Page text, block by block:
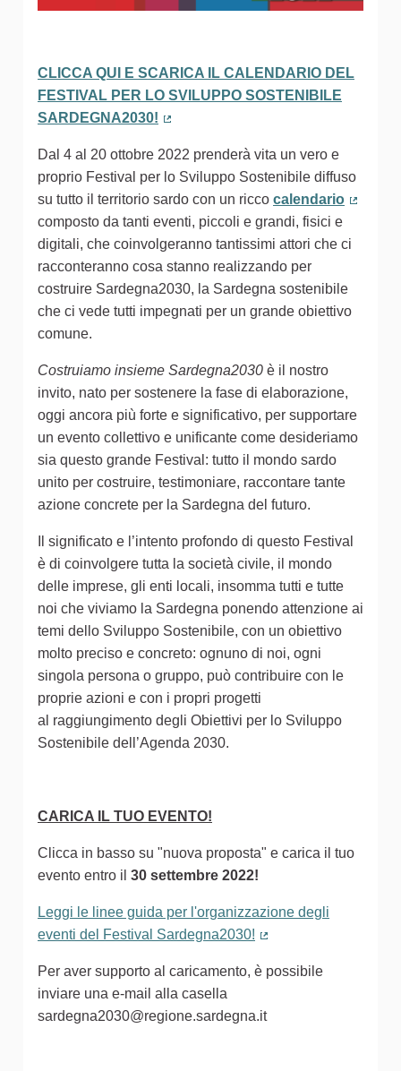
CLICCA QUI E SCARICA IL CALENDARIO DEL
FESTIVAL PER LO SVILUPPO SOSTENIBILE
SARDEGNA2030!
Dal 4 al 20 ottobre 2022 prenderà vita un vero e
proprio Festival per lo Sviluppo Sostenibile diffuso
su tutto il territorio sardo con un ricco calendario
composto da tanti eventi, piccoli e grandi, fisici e
digitali, che coinvolgeranno tantissimi attori che ci
racconteranno cosa stanno realizzando per
costruire Sardegna2030, la Sardegna sostenibile
che ci vede tutti impegnati per un grande obiettivo
comune.
Costruiamo insieme Sardegna2030 è il nostro
invito, nato per sostenere la fase di elaborazione,
oggi ancora più forte e significativo, per supportare
un evento collettivo e unificante come desideriamo
sia questo grande Festival: tutto il mondo sardo
unito per costruire, testimoniare, raccontare tante
azione concrete per la Sardegna del futuro.
Il significato e l’intento profondo di questo Festival
è di coinvolgere tutta la società civile, il mondo
delle imprese, gli enti locali, insomma tutti e tutte
noi che viviamo la Sardegna ponendo attenzione ai
temi dello Sviluppo Sostenibile, con un obiettivo
molto preciso e concreto: ognuno di noi, ogni
singola persona o gruppo, può contribuire con le
proprie azioni e con i propri progetti
al raggiungimento degli Obiettivi per lo Sviluppo
Sostenibile dell’Agenda 2030.
CARICA IL TUO EVENTO!
Clicca in basso su "nuova proposta" e carica il tuo
evento entro il 30 settembre 2022!
Leggi le linee guida per l'organizzazione degli
eventi del Festival Sardegna2030!
Per aver supporto al caricamento, è possibile
inviare una e-mail alla casella
sardegna2030@regione.sardegna.it